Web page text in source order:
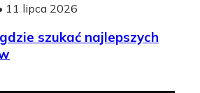
11 lipca 2026
szukać najlepszych